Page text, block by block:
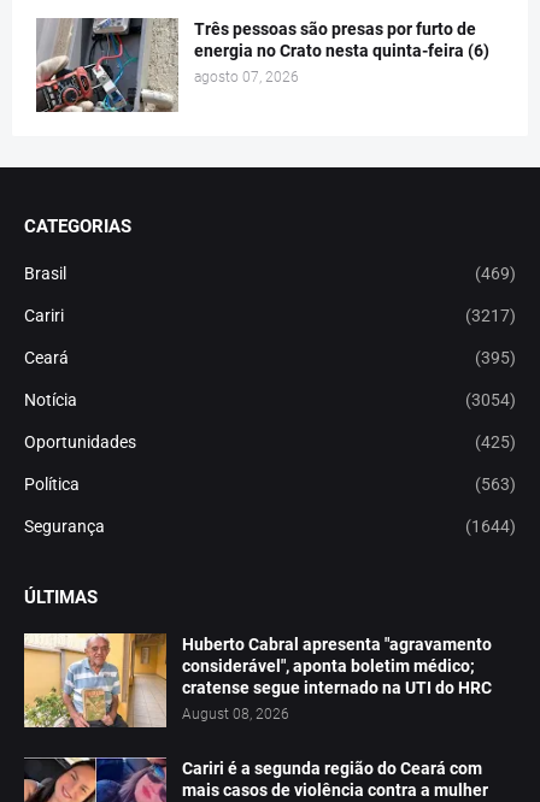
Três pessoas são presas por furto de
energia no Crato nesta quinta-feira (6)
agosto 07, 2026
CATEGORIAS
Brasil (469)
Cariri (3217)
Ceará (395)
Notícia (3054)
Oportunidades (425)
Política (563)
Segurança (1644)
ÚLTIMAS
Huberto Cabral apresenta "agravamento
considerável", aponta boletim médico;
cratense segue internado na UTI do HRC
August 08, 2026
Cariri é a segunda região do Ceará com
mais casos de violência contra a mulher